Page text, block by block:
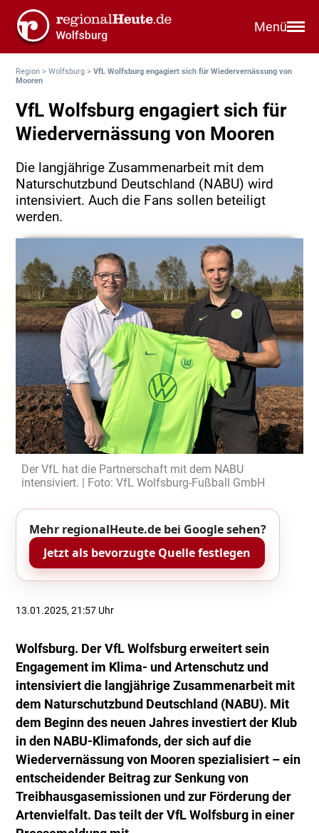
Menü
Region >Wolfsburg >VfL Wolfsburg engagiert sich für Wiedervernässung von
Mooren
VfL Wolfsburg engagiert sich für
Wiedervernässung von Mooren
Die langjährige Zusammenarbeit mit dem
Naturschutzbund Deutschland (NABU) wird
intensiviert. Auch die Fans sollen beteiligt
werden.
Der VfL hat die Partnerschaft mit dem NABU
intensiviert. | Foto: VfL Wolfsburg-Fußball GmbH
Mehr regionalHeute.de bei Google sehen?
Jetzt als bevorzugte Quelle festlegen
13.01.2025, 21:57 Uhr
Wolfsburg. Der VfL Wolfsburg erweitert sein
Engagement im Klima- und Artenschutz und
intensiviert die langjährige Zusammenarbeit mit
dem Naturschutzbund Deutschland (NABU). Mit
dem Beginn des neuen Jahres investiert der Klub
in den NABU-Klimafonds, der sich auf die
Wiedervernässung von Mooren spezialisiert – ein
entscheidender Beitrag zur Senkung von
Treibhausgasemissionen und zur Förderung der
Artenvielfalt. Das teilt der VfL Wolfsburg in einer